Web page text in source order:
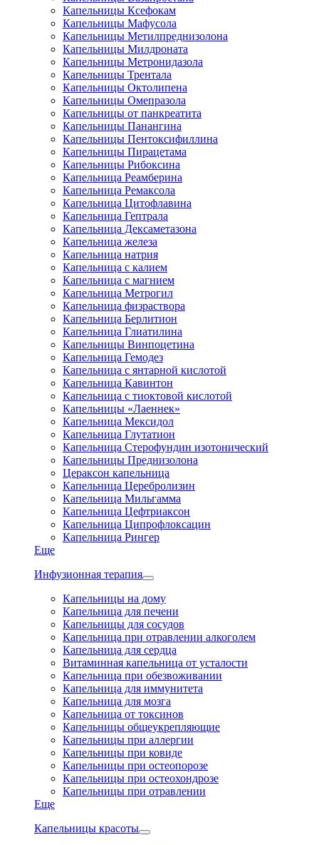
Капельницы Ксефокам
Капельницы Мафусола
Капельницы Метилпреднизолона
Капельницы Милдроната
Капельницы Метронидазола
Капельницы Трентала
Капельницы Октолипена
Капельницы Омепразола
Капельницы от панкреатита
Капельницы Панангина
Капельницы Пентоксифиллина
Капельницы Пирацетама
Капельницы Рибоксина
Капельница Реамберина
Капельница Ремаксола
Капельница Цитофлавина
Капельница Гептрала
Капельница Дексаметазона
Капельница железа
Капельница натрия
Капельница с калием
Капельница с магнием
Капельница Метрогил
Капельница физраствора
Капельница Берлитион
Капельница Глиатилина
Капельницы Винпоцетина
Капельница Гемодез
Капельница с янтарной кислотой
Капельница Кавинтон
Капельница с тиоктовой кислотой
Капельницы «Лаеннек»
Капельница Мексидол
Капельница Глутатион
Капельница Стерофундин изотонический
Капельницы Преднизолона
Цераксон капельница
Капельница Церебролизин
Капельница Мильгамма
Капельница Цефтриаксон
Капельница Ципрофлоксацин
Капельница Рингер
Еще
Инфузионная терапия
Капельницы на дому
Капельница для печени
Капельницы для сосудов
Капельница при отравлении алкоголем
Капельница для сердца
Витаминная капельница от усталости
Капельница при обезвоживании
Капельница для иммунитета
Капельница для мозга
Капельница от токсинов
Капельницы общеукрепляющие
Капельницы при аллергии
Капельницы при ковиде
Капельницы при остеопорозе
Капельницы при остеохондрозе
Капельницы при отравлении
Еще
Капельницы красоты